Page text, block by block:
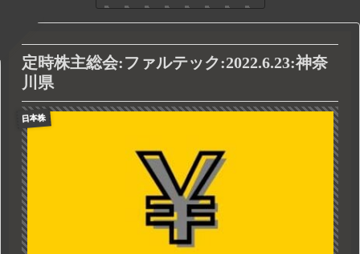
定時株主総会:ファルテック:2022.6.23:神奈
川県
日本株